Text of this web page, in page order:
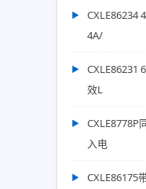
CXLE86234
4A/
CXLE86231
效L
CXLE8778P
入电
CXLE86175